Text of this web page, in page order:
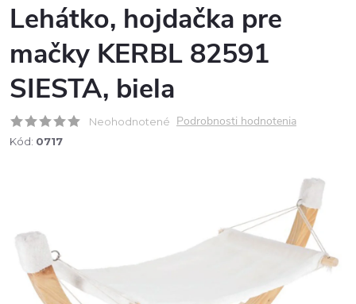
Lehátko, hojdačka pre
mačky KERBL 82591
SIESTA, biela
Neohodnotené Podrobnosti hodnotenia
Kód: 0717